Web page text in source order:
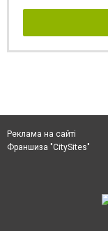
Реклама на сайті
Франшиза "CitySites"